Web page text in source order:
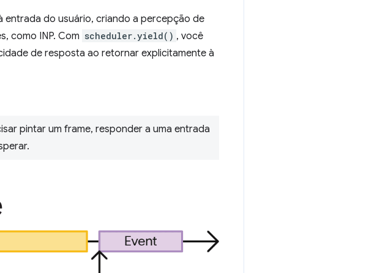
entrada do usuário, criando a percepção de
como INP. Com scheduler.yield() , você
de resposta ao retornar explicitamente à
pintar um frame, responder a uma entrada